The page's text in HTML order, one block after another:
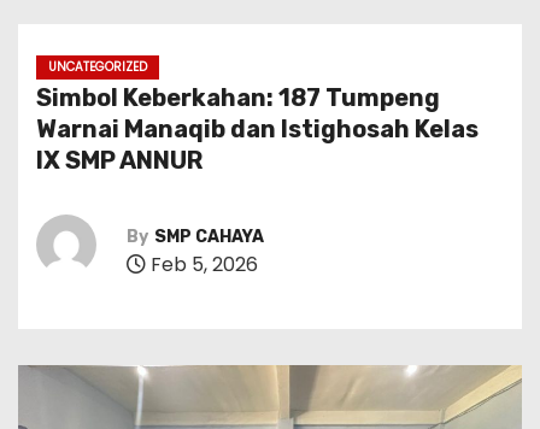
UNCATEGORIZED
Simbol Keberkahan: 187 Tumpeng
Warnai Manaqib dan Istighosah Kelas
IX SMP ANNUR
By SMP CAHAYA
Feb 5, 2026